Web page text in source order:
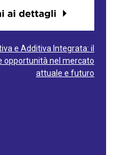
e Additiva Integrata: il
opportunità nel mercato
attuale e futuro